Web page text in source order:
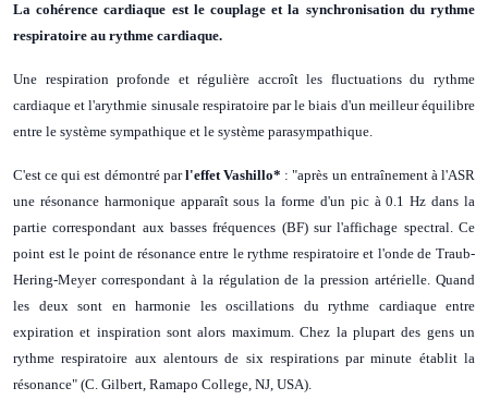
La cohérence cardiaque est le couplage et la synchronisation du rythme
respiratoire au rythme cardiaque.
Une respiration profonde et régulière accroît les fluctuations du rythme
cardiaque et l'arythmie sinusale respiratoire par le biais d'un meilleur équilibre
entre le système sympathique et le système parasympathique.
C'est ce qui est démontré parl'effet Vashillo* : "après un entraînement à l'ASR
une résonance harmonique apparaît sous la forme d'un pic à 0.1 Hz dans la
partie correspondant aux basses fréquences (BF) sur l'affichage spectral. Ce
point est le point de résonance entre le rythme respiratoire et l'onde de Traub-
Hering-Meyer correspondant à la régulation de la pression artérielle. Quand
les deux sont en harmonie les oscillations du rythme cardiaque entre
expiration et inspiration sont alors maximum. Chez la plupart des gens un
rythme respiratoire aux alentours de six respirations par minute établit la
résonance" (C. Gilbert, Ramapo College, NJ, USA).